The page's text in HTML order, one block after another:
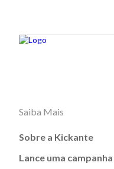
Saiba Mais
Sobre a Kickante
Lance uma campanha